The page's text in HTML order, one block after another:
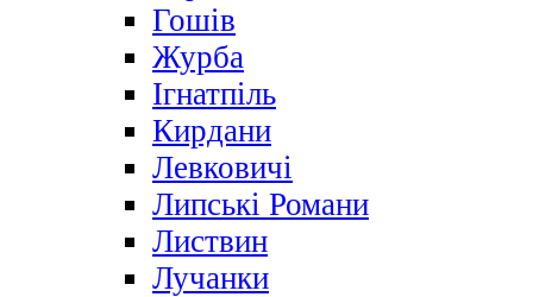
Гошів
Журба
Ігнатпіль
Кирдани
Левковичі
Липські Романи
Листвин
Лучанки